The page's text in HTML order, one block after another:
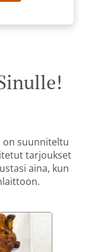
on suunniteltu
tarjoukset
aina, kun